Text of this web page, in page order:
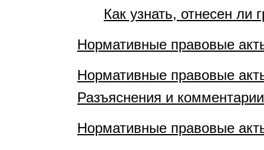
Как узнать, отнесен ли
Нормативные правовые
Нормативные правовые
Разъяснения и
Нормативные правовые